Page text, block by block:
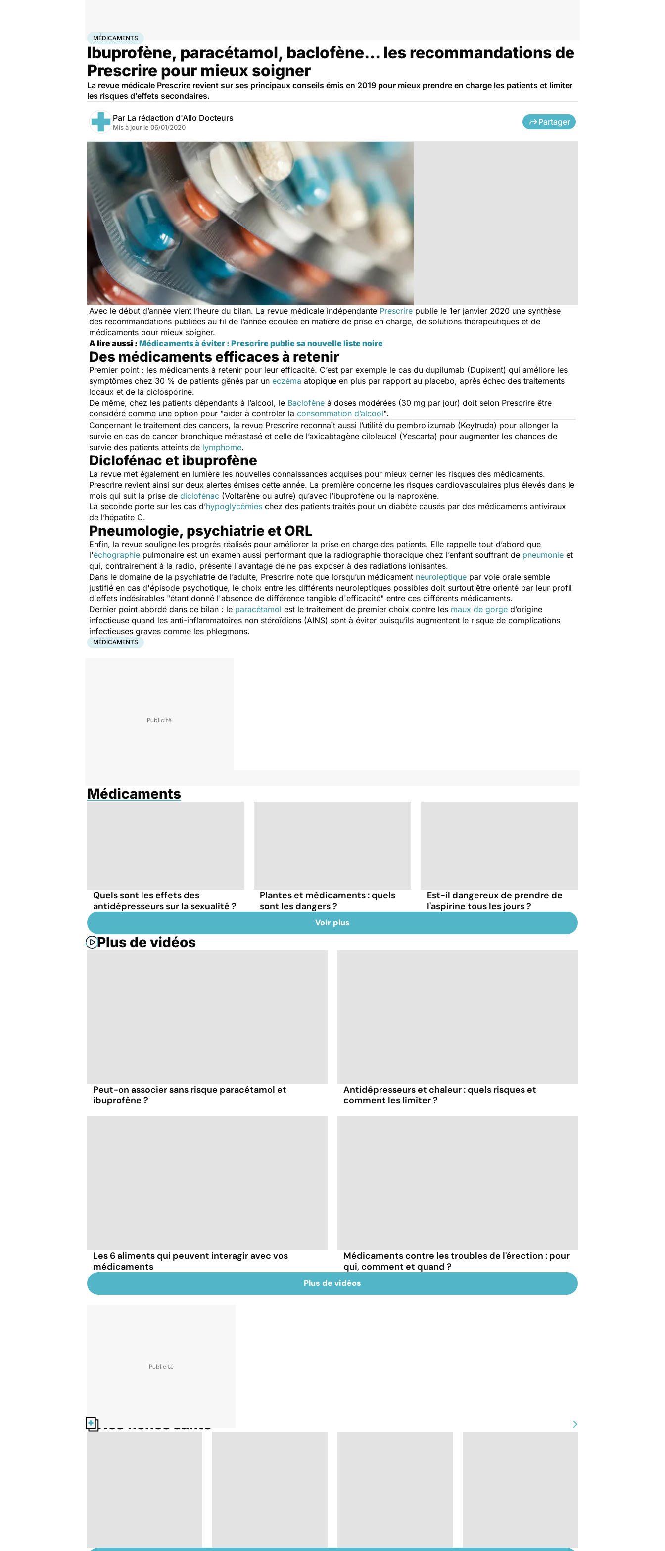
AccueilSantéMédicaments
MÉDICAMENTS
Ibuprofène, paracétamol, baclofène... les recommandations de
Prescrire pour mieux soigner
La revue médicale Prescrire revient sur ses principaux conseils émis en 2019 pour mieux prendre en charge les patients et limiter
les risques d’effets secondaires.
Par La rédaction d'Allo Docteurs
Mis à jour le 06/01/2020
Partager
Avec le début d’année vient l’heure du bilan. La revue médicale indépendante Prescrire publie le 1er janvier 2020 une synthèse
des recommandations publiées au fil de l’année écoulée en matière de prise en charge, de solutions thérapeutiques et de
médicaments pour mieux soigner.
A lire aussi : Médicaments à éviter : Prescrire publie sa nouvelle liste noire
Des médicaments efficaces à retenir
Premier point : les médicaments à retenir pour leur efficacité. C’est par exemple le cas du dupilumab (Dupixent) qui améliore les
symptômes chez 30 % de patients gênés par un eczéma atopique en plus par rapport au placebo, après échec des traitements
locaux et de la ciclosporine.
De même, chez les patients dépendants à l’alcool, le Baclofène à doses modérées (30 mg par jour) doit selon Prescrire être
considéré comme une option pour "aider à contrôler la consommation d’alcool".
Concernant le traitement des cancers, la revue Prescrire reconnaît aussi l’utilité du pembrolizumab (Keytruda) pour allonger la
survie en cas de cancer bronchique métastasé et celle de l’axicabtagène ciloleucel (Yescarta) pour augmenter les chances de
survie des patients atteints de lymphome.
Diclofénac et ibuprofène
La revue met également en lumière les nouvelles connaissances acquises pour mieux cerner les risques des médicaments.
Prescrire revient ainsi sur deux alertes émises cette année. La première concerne les risques cardiovasculaires plus élevés dans le
mois qui suit la prise de diclofénac (Voltarène ou autre) qu’avec l’ibuprofène ou la naproxène.
La seconde porte sur les cas d’hypoglycémies chez des patients traités pour un diabète causés par des médicaments antiviraux
de l’hépatite C.
Pneumologie, psychiatrie et ORL
Enfin, la revue souligne les progrès réalisés pour améliorer la prise en charge des patients. Elle rappelle tout d’abord que
l'échographie pulmonaire est un examen aussi performant que la radiographie thoracique chez l’enfant souffrant de pneumonie et
qui, contrairement à la radio, présente l'avantage de ne pas exposer à des radiations ionisantes.
Dans le domaine de la psychiatrie de l’adulte, Prescrire note que lorsqu’un médicament neuroleptique par voie orale semble
justifié en cas d'épisode psychotique, le choix entre les différents neuroleptiques possibles doit surtout être orienté par leur profil
d'effets indésirables "étant donné l'absence de différence tangible d'efficacité" entre ces différents médicaments.
Dernier point abordé dans ce bilan : le paracétamol est le traitement de premier choix contre les maux de gorge d’origine
infectieuse quand les anti-inflammatoires non stéroïdiens (AINS) sont à éviter puisqu’ils augmentent le risque de complications
infectieuses graves comme les phlegmons.
MÉDICAMENTS
Médicaments
Quels sont les effets des
antidépresseurs sur la sexualité ?
Plantes et médicaments : quels
sont les dangers ?
Est-il dangereux de prendre de
l'aspirine tous les jours ?
Voir plus
Plus de vidéos
Peut-on associer sans risque paracétamol et
ibuprofène ?
Antidépresseurs et chaleur : quels risques et
comment les limiter ?
Les 6 aliments qui peuvent interagir avec vos
médicaments
Médicaments contre les troubles de l'érection : pour
qui, comment et quand ?
Plus de vidéos
Nos fiches santé